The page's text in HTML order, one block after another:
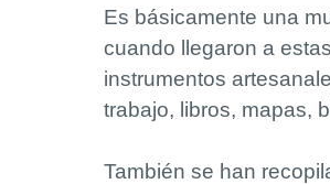
Es básicamente una
cuando llegaron a
instrumentos
trabajo, libros, mapas,
También se han